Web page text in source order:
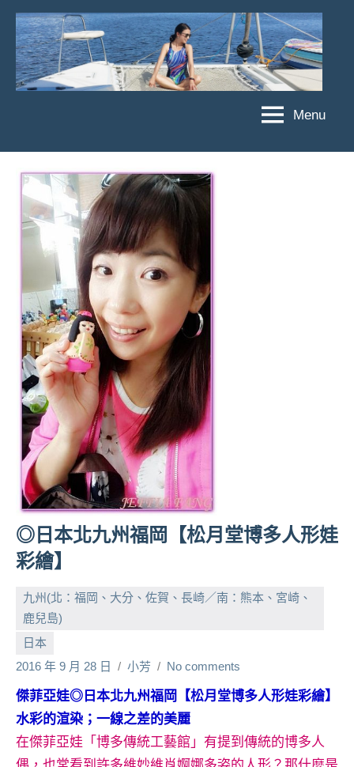
Skip
content
菲
亞
娃
JEFFIA
FANG
亞
娃
粉
題
旅
遊、
達
人
帶
路、
旅
遊
節
目
來
賓、
News
金
號
節
目
底、
外
景
目
Menu
◎日本北九州福岡【松月堂博多人形娃
彩繪】
九州(北：福岡、大分、佐賀、長崎／南：熊本、宮崎、
鹿兒島)
日本
2016 年 9 月 28 日
小芳 No comments
傑菲亞娃◎日本北九州福岡【松月堂博多人形娃彩繪】
水彩的渲染；一線之差的美麗
在傑菲亞娃「博多傳統工藝館」有提到傳統的博多人